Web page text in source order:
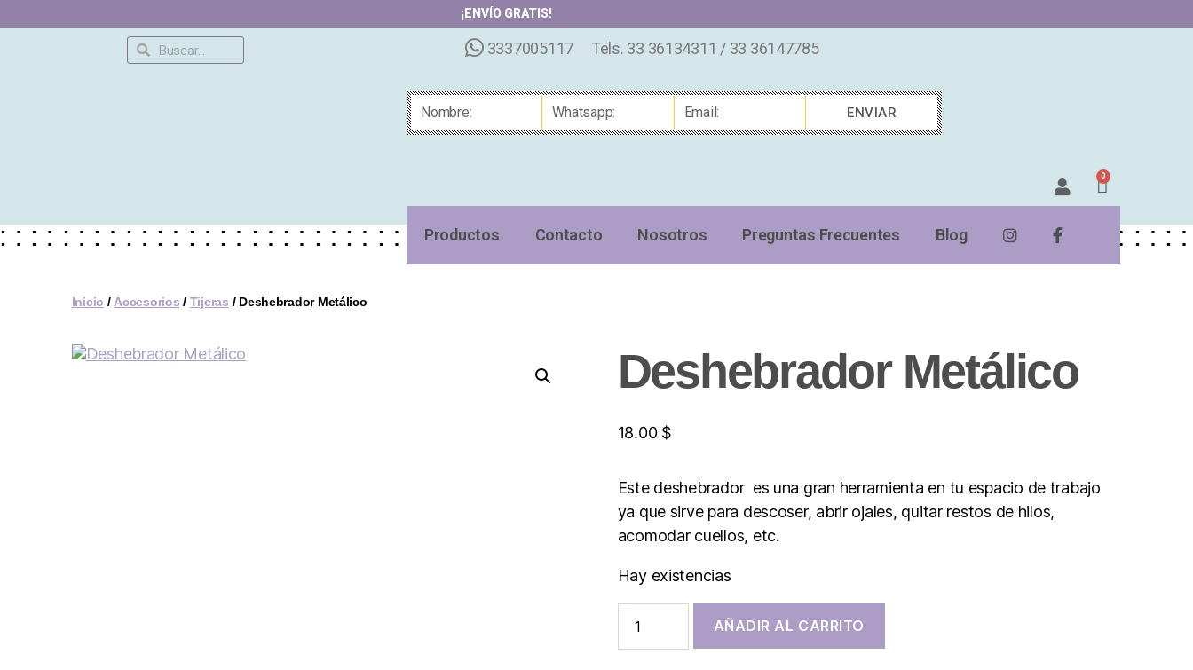
¡ENVÍO GRATIS!
3337005117 Tels. 33 36134311 / 33 36147785
0
ENVIAR
Productos Contacto Nosotros Preguntas Frecuentes Blog
Inicio / Accesorios / Tijeras / Deshebrador Metálico
Deshebrador Metálico
18.00 $
Este deshebrador es una gran herramienta en tu espacio de trabajo
ya que sirve para descoser, abrir ojales, quitar restos de hilos,
acomodar cuellos, etc.
Hay existencias
AÑADIR AL CARRITO